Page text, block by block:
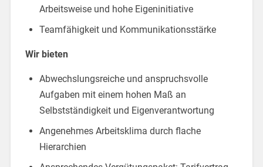
Arbeitsweise und hohe Eigeninitiative
Teamfähigkeit und Kommunikationsstärke
Wir bieten
Abwechslungsreiche und anspruchsvolle
Aufgaben mit einem hohen Maß an
Selbstständigkeit und Eigenverantwortung
Angenehmes Arbeitsklima durch flache
Hierarchien